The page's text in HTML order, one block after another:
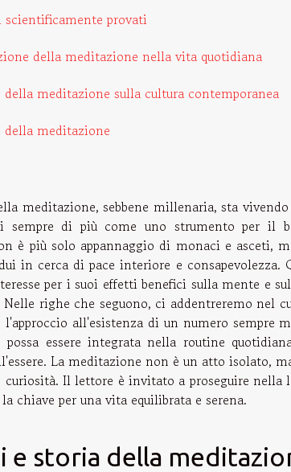
scientificamente provati
della meditazione nella vita quotidiana
meditazione sulla cultura contemporanea
meditazione
meditazione, sebbene millenaria, sta
sempre di più come uno strumento per il
è più solo appannaggio di monaci e asceti,
in cerca di pace interiore e consapevolezza.
per i suoi effetti benefici sulla mente e
righe che seguono, ci addentreremo nel
all'esistenza di un numero sempre
possa essere integrata nella routine
La meditazione non è un atto isolato,
curiosità. Il lettore è invitato a proseguire nella
la chiave per una vita equilibrata e serena.
e storia della